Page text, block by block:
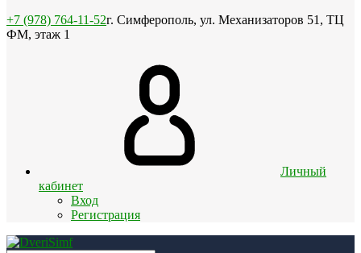
+7 (978) 764-11-52г. Симферополь, ул. Механизаторов 51, ТЦ
ФМ, этаж 1
Личный
кабинет
Вход
Регистрация